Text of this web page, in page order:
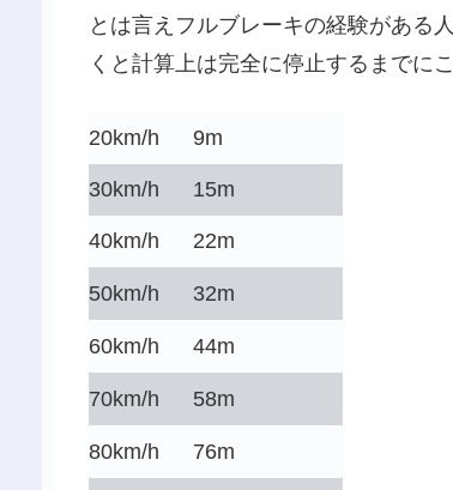
とは言えフルブレーキの経験がある
くと計算上は完全に停止するまでに
20km/h 9m
30km/h 15m
40km/h 22m
50km/h 32m
60km/h 44m
70km/h 58m
80km/h 76m